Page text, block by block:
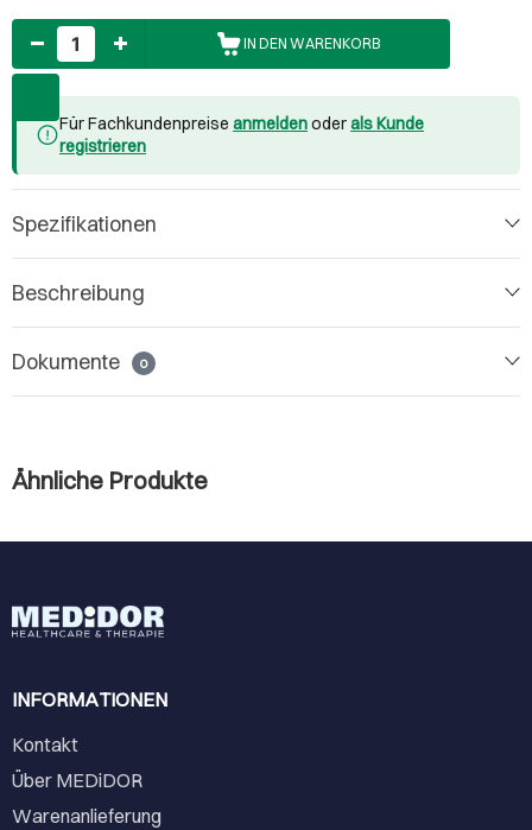
Anzahl
IN DEN WARENKORB
Für Fachkundenpreise anmeldenoderals Kunde
registrieren
Spezifikationen
Beschreibung
Dokumente 0
Ähnliche Produkte
INFORMATIONEN
Kontakt
Über MEDiDOR
Warenanlieferung